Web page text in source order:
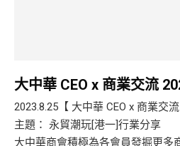
大中華 CEO x 商業交流
2023.8.25【 大中華 CEO x 商業交流
主題： 永貿潮玩[港一]行業分享
大中華商會積極為各會員發掘更多